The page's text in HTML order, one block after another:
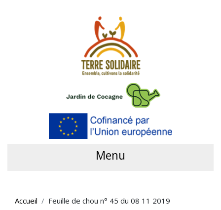
Menu
Accueil Feuille de chou n° 45 du 08 11 2019